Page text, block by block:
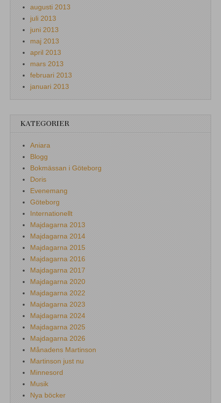
augusti 2013
juli 2013
juni 2013
maj 2013
april 2013
mars 2013
februari 2013
januari 2013
KATEGORIER
Aniara
Blogg
Bokmässan i Göteborg
Doris
Evenemang
Göteborg
Internationellt
Majdagarna 2013
Majdagarna 2014
Majdagarna 2015
Majdagarna 2016
Majdagarna 2017
Majdagarna 2020
Majdagarna 2022
Majdagarna 2023
Majdagarna 2024
Majdagarna 2025
Majdagarna 2026
Månadens Martinson
Martinson just nu
Minnesord
Musik
Nya böcker